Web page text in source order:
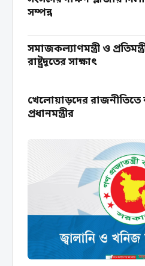
সম্পন্ন
সমাজকল্যাণমন্ত্রী ও
রাষ্ট্রদূতের সাক্ষাৎ
খেলোয়াড়দের
প্রধানমন্ত্রীর